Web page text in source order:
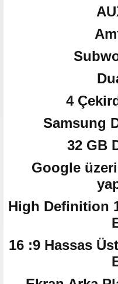
4
Samsung
32 GB
Google
High Definition
16 :9 Hassas